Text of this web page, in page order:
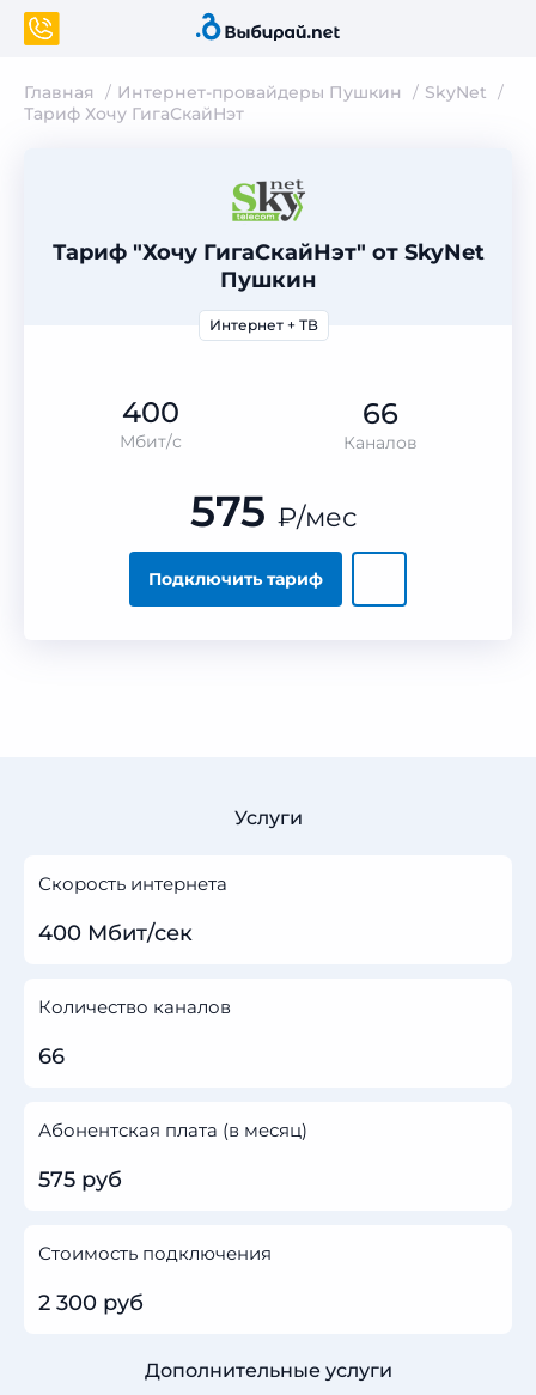
Главная Интернет-провайдеры Пушкин
SkyNet
Тариф Хочу ГигаСкайНэт
Тариф "Хочу ГигаСкайНэт" от SkyNet
Пушкин
Интернет + ТВ
400
Мбит/с
66
Каналов
Подключить тариф
575 ₽/мес
Услуги
Скорость интернета
400 Мбит/сек
Количество каналов
66
Абонентская плата (в месяц)
575 руб
Стоимость подключения
2 300 руб
Дополнительные услуги